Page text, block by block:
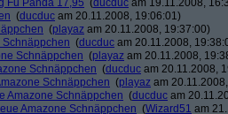
Fu Panda 17,95 (ducduc am 19.11.2008,
(ducduc am 20.11.2008, 19:06:01)
(playaz am 20.11.2008, 19:37:00)
Schnäppchen (ducduc am 20.11.2008,
Schnäppchen (playaz am 20.11.2008,
Schnäppchen (ducduc am 20.11.2008,
Schnäppchen (playaz am
Amazone Schnäppchen (ducduc am
Amazone Schnäppchen (Wizard51 am